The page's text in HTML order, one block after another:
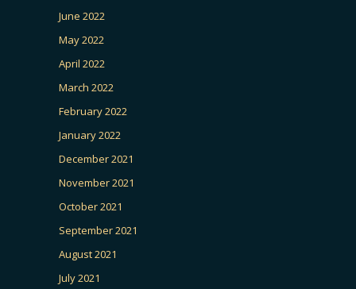
June 2022
May 2022
April 2022
March 2022
February 2022
January 2022
December 2021
November 2021
October 2021
September 2021
August 2021
July 2021